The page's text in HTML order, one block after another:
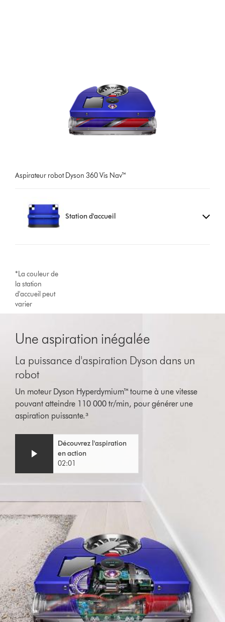
Aspirateur robot Dyson 360 Vis Nav™
Station d'accueil
*La couleur de
la station
d'accueil peut
varier
Une aspiration inégalée
La puissance d'aspiration Dyson dans un
robot
Un moteur Dyson Hyperdymium™ tourne à une vitesse
pouvant atteindre 110 000 tr/min, pour générer une
aspiration puissante.³
Découvrez l'aspiration
en action
02:01